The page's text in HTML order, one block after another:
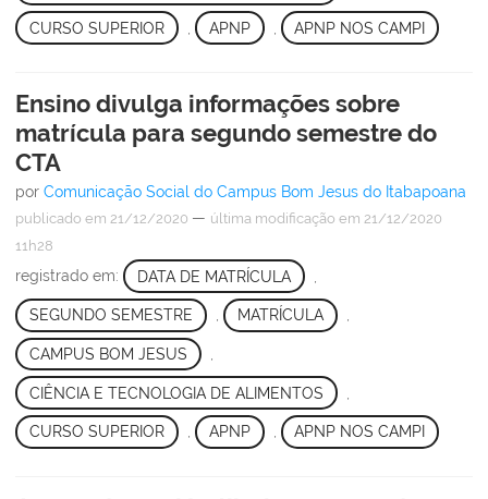
CURSO SUPERIOR APNP APNP NOS CAMPI
Ensino divulga informações sobre
matrícula para segundo semestre do
CTA
por Comunicação Social do Campus Bom Jesus do Itabapoana
publicado em 21/12/2020 — última modificação em 21/12/2020
11h28
registrado em: DATA DE MATRÍCULA
SEGUNDO SEMESTRE , MATRÍCULA ,
CAMPUS BOM JESUS
CIÊNCIA E TECNOLOGIA DE ALIMENTOS
CURSO SUPERIOR , APNP , APNP NOS CAMPI